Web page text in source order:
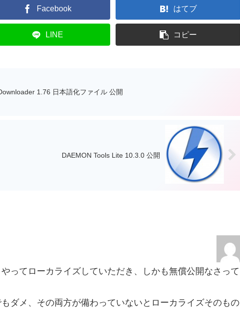
Facebook はてブ
LINE コピー
1.76 日本語化ファイル 公開
DAEMON Tools Lite 10.3.0 公開
ってローカライズしていただき、しかも無償公開なさって
ダメ、その両方が備わっていないとローカライズそのもの